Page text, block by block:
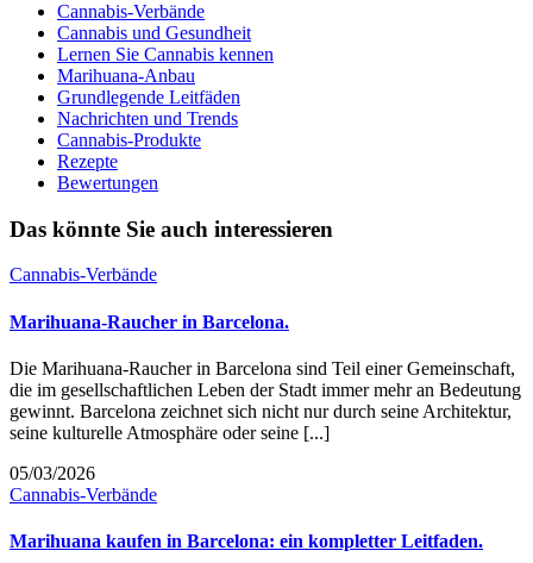
Cannabis-Verbände
Cannabis und Gesundheit
Lernen Sie Cannabis kennen
Marihuana-Anbau
Grundlegende Leitfäden
Nachrichten und Trends
Cannabis-Produkte
Rezepte
Bewertungen
Das könnte Sie auch interessieren
Cannabis-Verbände
Marihuana-Raucher in Barcelona.
Die Marihuana-Raucher in Barcelona sind Teil einer Gemeinschaft,
die im gesellschaftlichen Leben der Stadt immer mehr an Bedeutung
gewinnt. Barcelona zeichnet sich nicht nur durch seine Architektur,
seine kulturelle Atmosphäre oder seine [...]
05/03/2026
Cannabis-Verbände
Marihuana kaufen in Barcelona: ein kompletter Leitfaden.